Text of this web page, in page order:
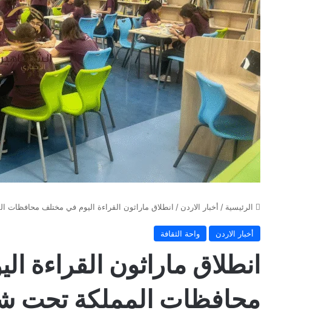
الرئيسية / أخبار الاردن / انطلاق ماراثون القراءة اليوم في مختلف محافظات
أخبار الاردن واحة الثقافة
انطلاق ماراثون القراءة
محافظات المملكة تحت